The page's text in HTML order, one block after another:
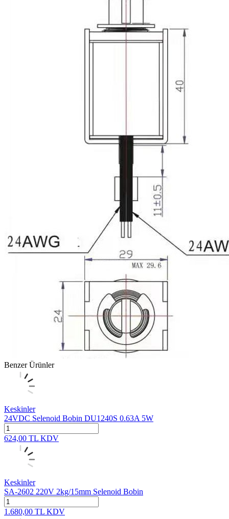
Benzer Ürünler
Keskinler
24VDC Selenoid Bobin DU1240S 0.63A 5W
624,00 TL KDV
Keskinler
SA-2602 220V 2kg/15mm Selenoid Bobin
1.680,00 TL KDV